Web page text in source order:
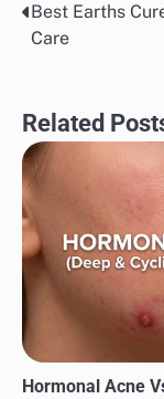
Post
Best Earths
Care
Related
Hormonal Acne